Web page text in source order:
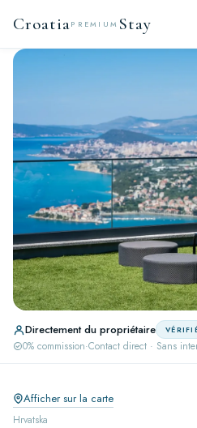
CroatiaPREMIUM Stay
Directement du propriétaire
0% commission·Contact direct · Sans
Afficher sur la carte
Hrvatska